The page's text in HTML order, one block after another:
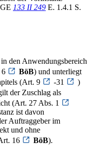
133 II 249 E. 1.4.1 S.
den Anwendungsbereich
6 BöB) und unterliegt
(Art. 9
-31
)
der Zuschlag als
(Art. 27 Abs. 1
ist davon
Auftraggeber im
und ohne
16
BöB).